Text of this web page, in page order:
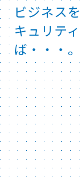
ビジネス
キュリテ
ば・・・。